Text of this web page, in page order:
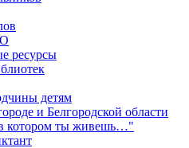
ресурсы
детям
и Белгородской области
в котором ты живешь…"